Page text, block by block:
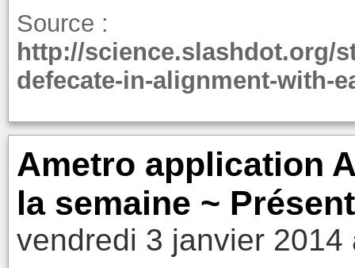
Source :
http://science.slashdot.org/
defecate-in-alignment-with-
Ametro application
la semaine ~
vendredi 3 janvier 2014